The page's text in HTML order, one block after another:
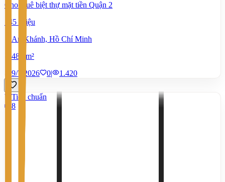
Cho thuê biệt thự mặt tiền Quận 2
145 Triệu
An Khánh, Hồ Chí Minh
480 m²
9/7/2026
0| 1.420
Tiêu chuẩn
8